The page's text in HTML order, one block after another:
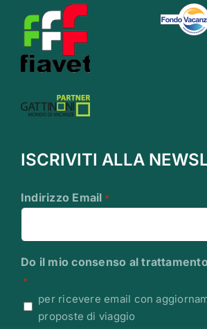
ISCRIVITI ALLA
Indirizzo Email *
Do il mio consenso al
*
per ricevere email con
proposte di viaggio